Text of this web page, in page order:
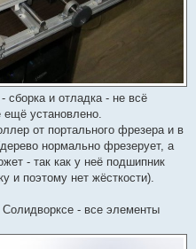
сборка и отладка - не всё
установлено.
от портального фрезера и в
нормально фрезерует, а
- так как у неё подшипник
и поэтому нет жёсткости).
Солидворксе - все элементы